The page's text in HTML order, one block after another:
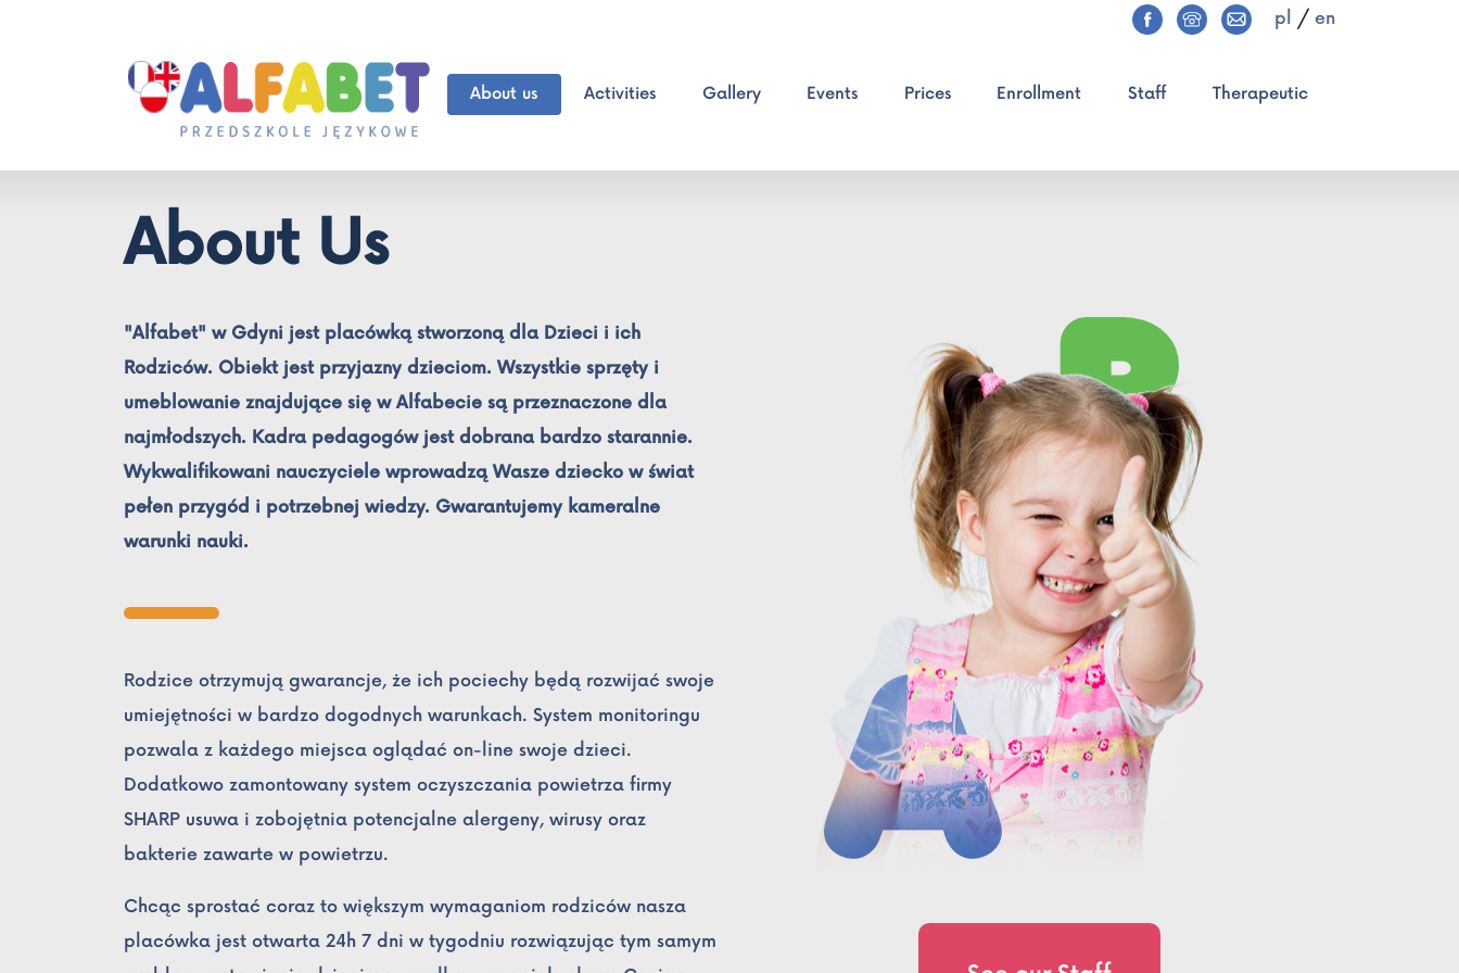
pl / en
About us Activities Gallery Events Prices Enrollment Staff Therapeutic
About Us
"Alfabet" w Gdyni jest placówką stworzoną dla Dzieci i ich
Rodziców. Obiekt jest przyjazny dzieciom. Wszystkie sprzęty i
umeblowanie znajdujące się w Alfabecie są przeznaczone dla
najmłodszych. Kadra pedagogów jest dobrana bardzo starannie.
Wykwalifikowani nauczyciele wprowadzą Wasze dziecko w świat
pełen przygód i potrzebnej wiedzy. Gwarantujemy kameralne
warunki nauki.
Rodzice otrzymują gwarancje, że ich pociechy będą rozwijać swoje
umiejętności w bardzo dogodnych warunkach. System monitoringu
pozwala z każdego miejsca oglądać on-line swoje dzieci.
Dodatkowo zamontowany system oczyszczania powietrza firmy
SHARP usuwa i zobojętnia potencjalne alergeny, wirusy oraz
bakterie zawarte w powietrzu.
Chcąc sprostać coraz to większym wymaganiom rodziców nasza
placówka jest otwarta 24h 7 dni w tygodniu rozwiązując tym samym